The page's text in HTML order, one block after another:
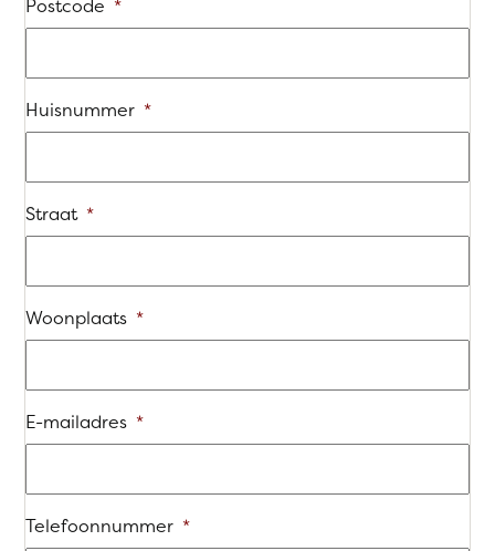
Postcode *
Huisnummer *
Straat *
Woonplaats *
E-mailadres *
Telefoonnummer *